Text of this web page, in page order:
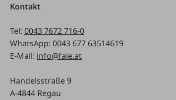
Kontakt
Tel: 0043 7672 716-0
WhatsApp: 0043 677 63514619
E-Mail: info@faie.at
Handelsstraße 9
A-4844 Regau